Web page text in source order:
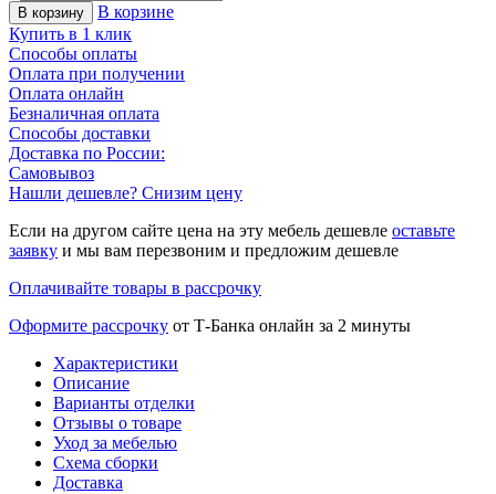
В корзину
В корзине
Купить в 1 клик
Способы оплаты
Оплата при получении
Оплата онлайн
Безналичная оплата
Способы доставки
Доставка по России:
Самовывоз
Нашли дешевле? Снизим цену
Если на другом сайте цена на эту мебель дешевле оставьте
заявку и мы вам перезвоним и предложим дешевле
Оплачивайте товары в рассрочку
Оформите рассрочку от Т-Банка онлайн за 2 минуты
Характеристики
Описание
Варианты отделки
Отзывы о товаре
Уход за мебелью
Схема сборки
Доставка